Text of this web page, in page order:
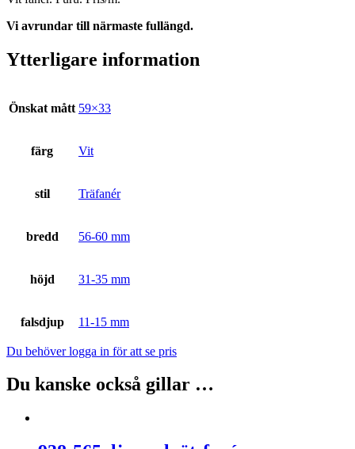
Vi avrundar till närmaste fullängd.
Ytterligare information
Önskat mått 59×33
färg Vit
stil Träfanér
bredd 56-60 mm
höjd 31-35 mm
falsdjup 11-15 mm
Du behöver logga in för att se pris
Du kanske också gillar …